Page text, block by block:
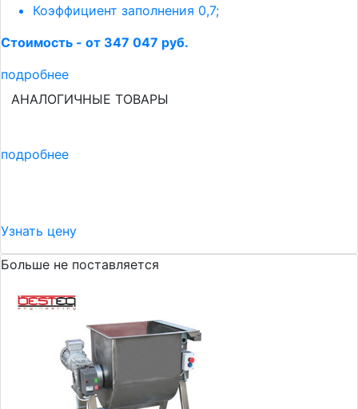
Коэффициент заполнения 0,7;
Стоимость - от 347 047 руб.
подробнее
АНАЛОГИЧНЫЕ ТОВАРЫ
подробнее
Узнать цену
Больше не поставляется